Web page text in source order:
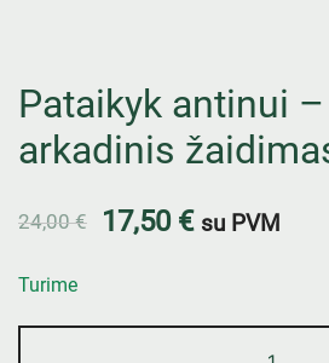
Pataikyk antinui
arkadinis
24,00€ 17,50 € su PVM
Turime